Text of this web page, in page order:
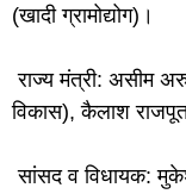
(खादी ग्रामोद्योग)।
राज्य मंत्री: असीम
विकास), कैलाश राजपूत
सांसद व विधायक: